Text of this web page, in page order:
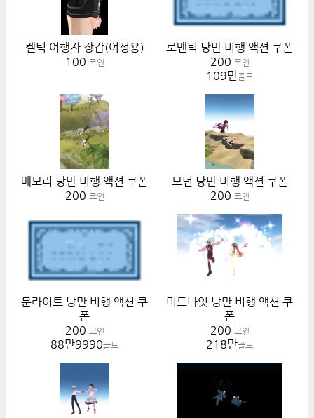
켈틱 여행자 장갑(여성용)
100 코인
로맨틱 낭만 비행 액션 쿠폰
200 코인
109만골드
메모리 낭만 비행 액션 쿠폰
200 코인
모던 낭만 비행 액션 쿠폰
200 코인
문라이트 낭만 비행 액션 쿠
폰
200 코인
88만9990골드
미드나잇 낭만 비행 액션 쿠
폰
200 코인
218만골드